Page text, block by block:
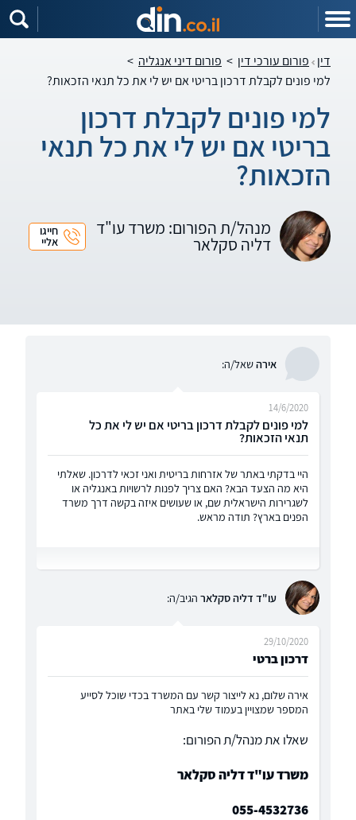
דין פורום עורכי דין > פורום דיני אנגליה >
למי פונים לקבלת דרכון בריטי אם יש לי את כל תנאי הזכאות?
למי פונים לקבלת דרכון
בריטי אם יש לי את כל תנאי
הזכאות?
מנהל/ת הפורום: משרד עו"ד
דליה סקלאר
חייגו
אליי
אירהשאל/ה:
למי פונים לקבלת דרכון בריטי אם יש לי את כל
תנאי הזכאות?
14/6/2020
היי בדקתי באתר של אזרחות בריטית ואני זכאי לדרכון. שאלתי
היא מה הצעד הבא? האם צריך לפנות לרשויות באנגליה או
לשגרירות הישראלית שם, או שעושים איזה בקשה דרך משרד
הפנים בארץ? תודה מראש.
עו"ד דליה סקלאר הגיב/ה:
דרכון ברטי
29/10/2020
אירה שלום, נא לייצור קשר עם המשרד בכדי שוכל לסייע
המספר שמצויין בעמוד שלי באתר
שאלו את מנהל/ת הפורום:
משרד עו"ד דליה סקלאר
055-4532736